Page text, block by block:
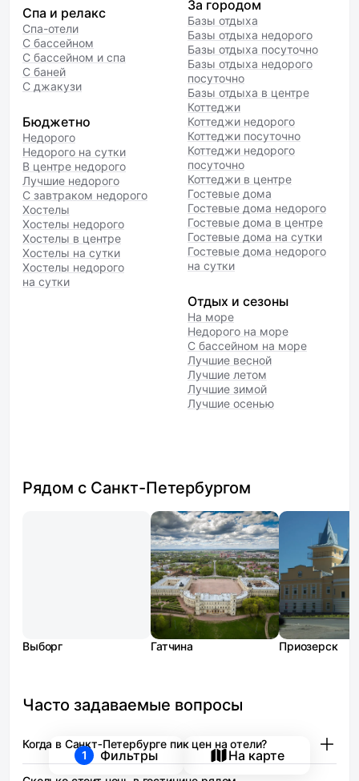
1 Фильтры На карте
Спа и релакс
Спа-отели
С бассейном
С бассейном и спа
С баней
С джакузи
Бюджетно
Недорого
Недорого на сутки
В центре недорого
Лучшие недорого
С завтраком недорого
Хостелы
Хостелы недорого
Хостелы в центре
Хостелы на сутки
Хостелы недорого
на сутки
За городом
Базы отдыха
Базы отдыха недорого
Базы отдыха посуточно
Базы отдыха недорого
посуточно
Базы отдыха в центре
Коттеджи
Коттеджи недорого
Коттеджи посуточно
Коттеджи недорого
посуточно
Коттеджи в центре
Гостевые дома
Гостевые дома недорого
Гостевые дома в центре
Гостевые дома на сутки
Гостевые дома недорого
на сутки
Отдых и сезоны
На море
Недорого на море
С бассейном на море
Лучшие весной
Лучшие летом
Лучшие зимой
Лучшие осенью
Рядом с Санкт-Петербургом
Выборг Гатчина Приозерск
Часто задаваемые вопросы
Когда в Санкт‑Петербурге пик цен на отели?